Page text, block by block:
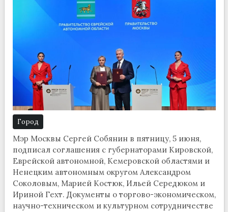
Город
Мэр Москвы Сергей Собянин в пятницу, 5 июня,
подписал соглашения с губернаторами Кировской,
Еврейской автономной, Кемеровской областями и
Ненецким автономным округом Александром
Соколовым, Марией Костюк, Ильей Середюком и
Ириной Гехт. Документы о торгово-экономическом,
научно-техническом и культурном сотрудничестве